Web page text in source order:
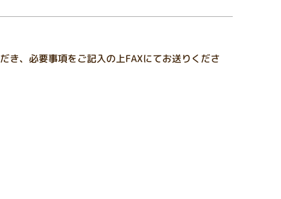
き、必要事項をご記入の上FAXにてお送りくださ